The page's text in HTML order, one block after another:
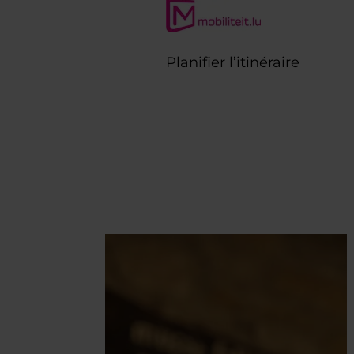
Planifier l’itinéraire